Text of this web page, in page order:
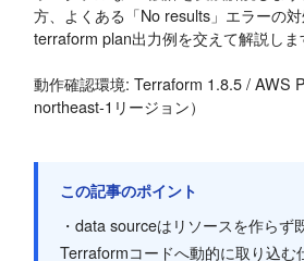
方、よくある「No results」エラーの
terraform plan出力例を交えて解説しま
動作確認環境: Terraform 1.8.5 / AWS
northeast-1リージョン）
この記事のポイント
・data sourceはリソースを作らず
Terraformコードへ動的に取り込む